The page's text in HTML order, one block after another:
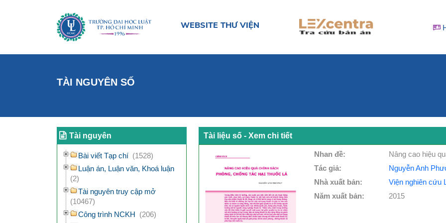
WEBSITE THƯ VIỆN
TÀI NGUYÊN SỐ
Tài nguyên
Bài viết Tạp chí (1528)
Luận án, Luận văn, Khoá luận
(2)
Tài nguyên truy cập mở
(10467)
Công trình NCKH (206)
Tài liệu số - Xem chi tiết
Nhan đề:
Nâng cao hiệu
Tác giả:
Nguyễn Anh
Nhà xuất bản:
Viện nghiên cứu
Năm xuất bản:
2015